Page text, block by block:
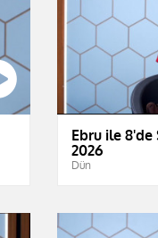
Ebru ile 8'de
2026
Dün